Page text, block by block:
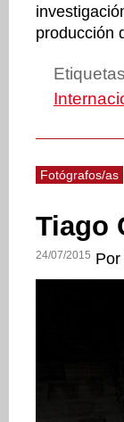
producción
Fotógrafos/as
Tiago
24/07/2015